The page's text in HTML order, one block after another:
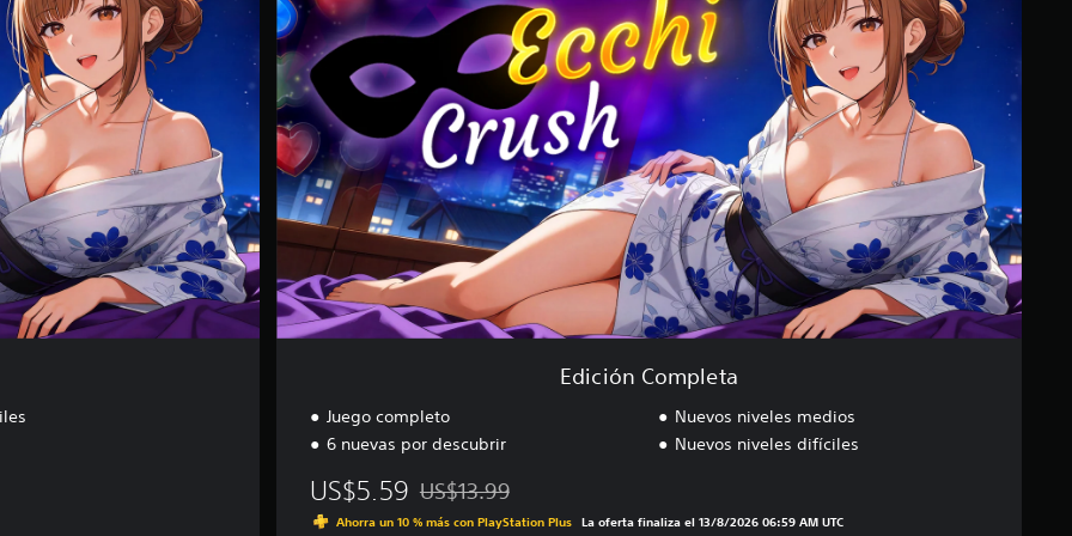
i
ó
n
o
m
p
l
e
t
a
Edición Completa
Juego completo
6 nuevas por descubrir
Nuevos niveles medios
Nuevos niveles difíciles
US$5.59 Rebajado del precio original de US$13.99
US$13.99
Ahorra un 10 % más con PlayStation Plus La oferta finaliza el 13/8/2026 06:59 AM UTC